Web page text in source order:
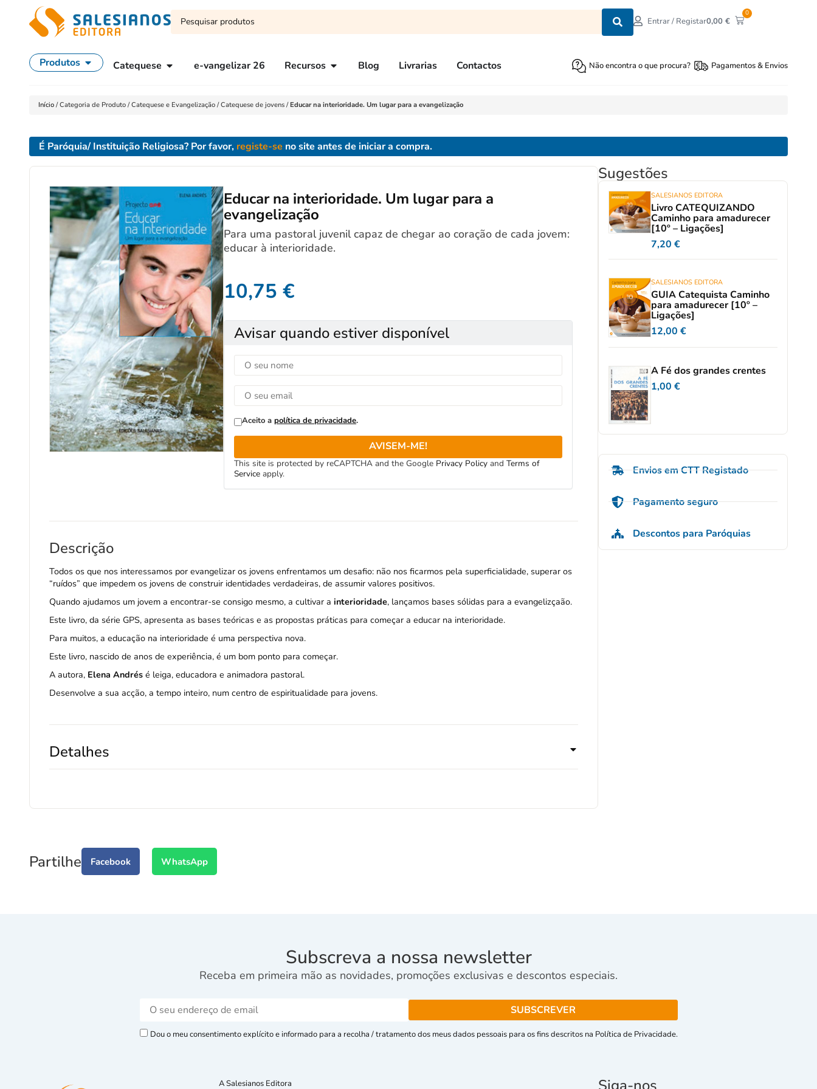
Entrar / Registar0,00€
0
Produtos Catequese e-vangelizar 26 Recursos Blog Livrarias Contactos Não encontra o que procura? Pagamentos & Envios
Início /Categoria de Produto /Catequese e Evangelização /Catequese de jovens /Educar na interioridade. Um lugar para a evangelização
É Paróquia/ Instituição Religiosa? Por favor, registe-se no site antes de iniciar a compra.
Educar na interioridade. Um lugar para a
evangelização
Para uma pastoral juvenil capaz de chegar ao coração de cada jovem:
educar à interioridade.
10,75€
Avisar quando estiver disponível
Aceito a política de privacidade.
AVISEM-ME!
This site is protected by reCAPTCHA and the Google Privacy PolicyandTerms of
Serviceapply.
Descrição
Todos os que nos interessamos por evangelizar os jovens enfrentamos um desafio: não nos ficarmos pela superficialidade, superar os
“ruídos” que impedem os jovens de construir identidades verdadeiras, de assumir valores positivos.
Quando ajudamos um jovem a encontrar-se consigo mesmo, a cultivar a interioridade, lançamos bases sólidas para a evangelizçaão.
Este livro, da série GPS, apresenta as bases teóricas e as propostas práticas para começar a educar na interioridade.
Para muitos, a educação na interioridade é uma perspectiva nova.
Este livro, nascido de anos de experiência, é um bom ponto para começar.
A autora, Elena Andrés é leiga, educadora e animadora pastoral.
Desenvolve a sua acção, a tempo inteiro, num centro de espiritualidade para jovens.
Detalhes
Sugestões
SALESIANOS EDITORA
Livro CATEQUIZANDO
Caminho para amadurecer
[10º – Ligações]
7,20 €
SALESIANOS EDITORA
GUIA Catequista Caminho
para amadurecer [10º –
Ligações]
12,00 €
A Fé dos grandes crentes
1,00 €
Envios em CTT Registado
Pagamento seguro
Descontos para Paróquias
Partilhe Facebook WhatsApp
Subscreva a nossa newsletter
Receba em primeira mão as novidades, promoções exclusivas e descontos especiais.
Dou o meu consentimento explícito e informado para a recolha / tratamento dos meus dados pessoais para os fins descritos na Política de Privacidade.
A Salesianos Editora